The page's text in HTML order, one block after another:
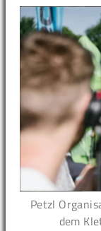
Petzl
dem